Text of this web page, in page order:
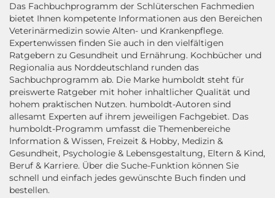
Das Fachbuchprogramm der Schlüterschen Fachmedien
bietet Ihnen kompetente Informationen aus den Bereichen
Veterinärmedizin sowie Alten- und Krankenpflege.
Expertenwissen finden Sie auch in den vielfältigen
Ratgebern zu Gesundheit und Ernährung. Kochbücher und
Regionalia aus Norddeutschland runden das
Sachbuchprogramm ab. Die Marke humboldt steht für
preiswerte Ratgeber mit hoher inhaltlicher Qualität und
hohem praktischen Nutzen. humboldt-Autoren sind
allesamt Experten auf ihrem jeweiligen Fachgebiet. Das
humboldt-Programm umfasst die Themenbereiche
Information & Wissen, Freizeit & Hobby, Medizin &
Gesundheit, Psychologie & Lebensgestaltung, Eltern & Kind,
Beruf & Karriere. Über die Suche-Funktion können Sie
schnell und einfach jedes gewünschte Buch finden und
bestellen.